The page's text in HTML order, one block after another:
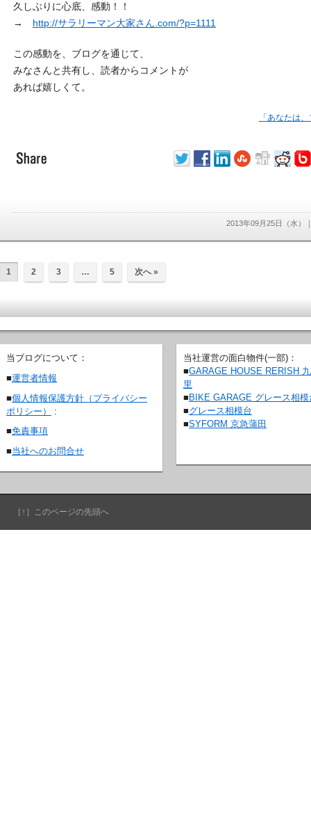
久しぶりに心底、感動！！
→ http://サラリーマン大家さん.com/?p=1111
この感動を、ブログを通じて、
みなさんと共有し、読者からコメントが
あれば嬉しくて。
「あなたは
2013年09月25日（水）
1 2 3 … 5 次へ »
当ブログについて：
■運営者情報
■個人情報保護方針（プライバシー
ポリシー）
:
■免責事項
■当社へのお問合せ
当社運営の面白物件(一部)：
■GARAGE HOUSE RERISH
里
■ BIKE GARAGE グレース相模
■グレース相模台
■SYFORM 京急蒲田
［↑］このページの先頭へ